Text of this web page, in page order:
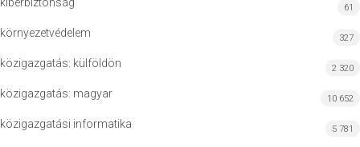
61
környezetvédelem 327
közigazgatás: külföldön 2 320
közigazgatás: magyar 10 652
közigazgatási informatika 5 781